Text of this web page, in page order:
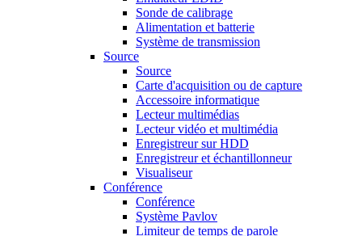
Sonde de calibrage
Alimentation et batterie
Système de transmission
Source
Source
Carte d'acquisition ou de capture
Accessoire informatique
Lecteur multimédias
Lecteur vidéo et multimédia
Enregistreur sur HDD
Enregistreur et échantillonneur
Visualiseur
Conférence
Conférence
Système Pavlov
Limiteur de temps de parole